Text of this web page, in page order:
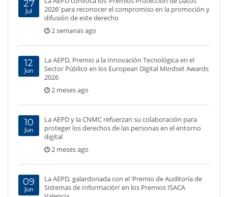
27
Jul
2026’ para reconocer el compromiso en la promoción y
difusión de este derecho
2 semanas ago
12
Jun
La AEPD, Premio a la Innovación Tecnológica en el
Sector Público en los European Digital Mindset Awards
2026
2 meses ago
10
Jun
La AEPD y la CNMC refuerzan su colaboración para
proteger los derechos de las personas en el entorno
digital
2 meses ago
09
Jun
La AEPD, galardonada con el ‘Premio de Auditoría de
Sistemas de Información’ en los Premios ISACA